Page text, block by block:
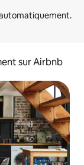
sur Airbnb